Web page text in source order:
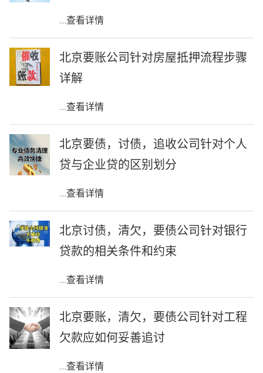
...查看详情
北京要账公司针对房屋抵押流程步骤
详解
...查看详情
北京要债，讨债，追收公司针对个人
贷与企业贷的区别划分
...查看详情
北京讨债，清欠，要债公司针对银行
贷款的相关条件和约束
...查看详情
北京要账，清欠，要债公司针对工程
欠款应如何妥善追讨
...查看详情